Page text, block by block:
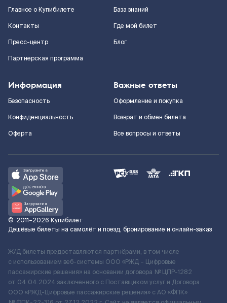
Главное о Купибилете
Контакты
Пресс-центр
Партнерская программа
База знаний
Где мой билет
Блог
Информация
Безопасность
Конфиденциальность
Оферта
Важные ответы
Оформление и покупка
Возврат и обмен билета
Все вопросы и ответы
© 2011–2026 Купибилет
Дешёвые билеты на самолёт и поезд, бронирование и онлайн-заказ
Ж/Д билеты предоставляются партнёрами, в том числе
с использованием веб-системы ООО «РЖД – Цифровые
пассажирские решения» на основании договора № ЦПР-1282
от 04.04.2024 заключенного с Поставщиком услуг и Договора
ООО «РЖД-Цифровые пассажирские решения» c АО «ФПК»